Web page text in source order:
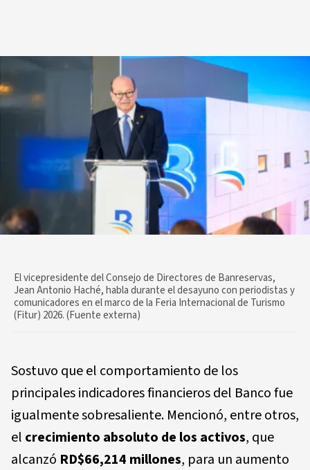
El vicepresidente del Consejo de Directores de Banreservas,
Jean Antonio Haché, habla durante el desayuno con periodistas y
comunicadores en el marco de la Feria Internacional de Turismo
(Fitur) 2026. (Fuente externa)
Sostuvo que el comportamiento de los
principales indicadores financieros del Banco fue
igualmente sobresaliente. Mencionó, entre otros,
el crecimiento absoluto de los activos, que
alcanzó RD$66,214 millones, para un aumento